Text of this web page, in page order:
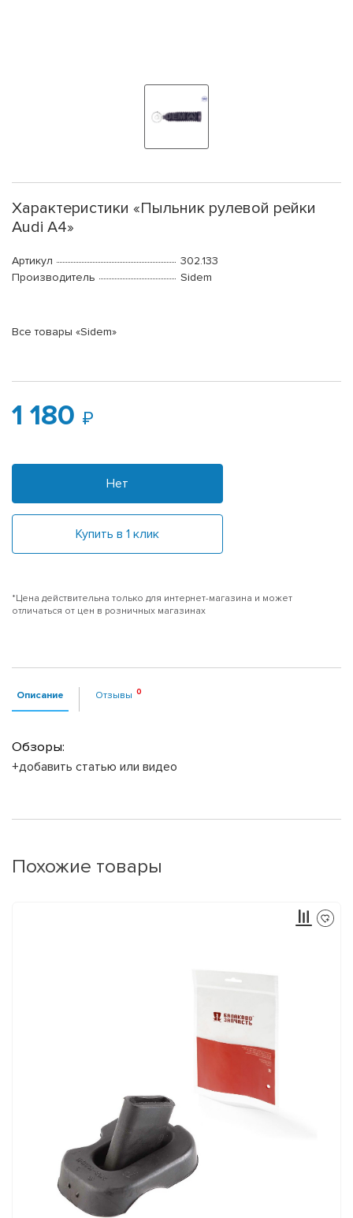
Характеристики «Пыльник рулевой рейки
Audi A4»
Артикул
302.133
Производитель
Sidem
Все товары «Sidem»
1 180
Нет
Купить в 1 клик
*Цена действительна только для интернет-магазина и может
отличаться от цен в розничных магазинах
Описание Отзывы
Обзоры:
+добавить статью или видео
Похожие товары